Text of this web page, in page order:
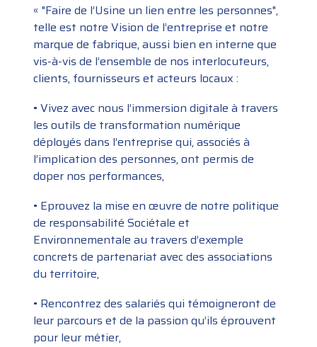
« "Faire de l’Usine un lien entre les personnes",
telle est notre Vision de l’entreprise et notre
marque de fabrique, aussi bien en interne que
vis-à-vis de l’ensemble de nos interlocuteurs,
clients, fournisseurs et acteurs locaux :
• Vivez avec nous l’immersion digitale à travers
les outils de transformation numérique
déployés dans l’entreprise qui, associés à
l’implication des personnes, ont permis de
doper nos performances,
• Eprouvez la mise en œuvre de notre politique
de responsabilité Sociétale et
Environnementale au travers d’exemple
concrets de partenariat avec des associations
du territoire,
• Rencontrez des salariés qui témoigneront de
leur parcours et de la passion qu’ils éprouvent
pour leur métier,